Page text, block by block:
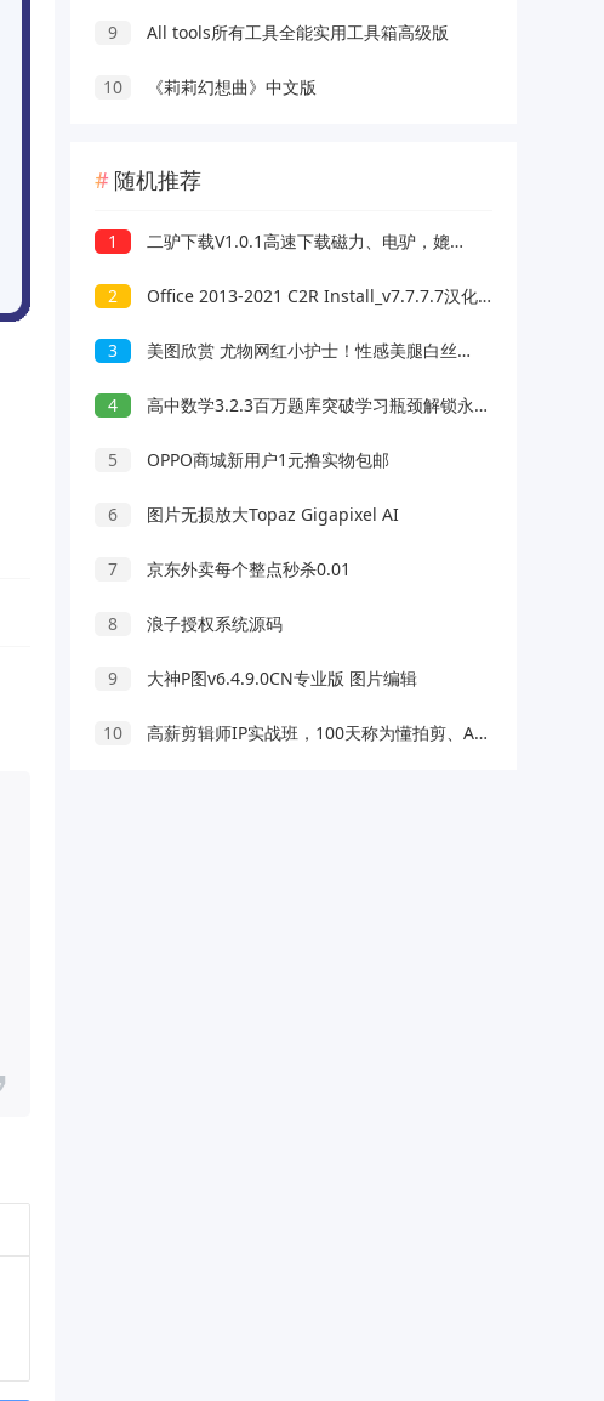
9 All tools所有工具全能实用工具箱高级版
10 《莉莉幻想曲》中文版
随机推荐
1 二驴下载V1.0.1高速下载磁力、电驴，媲美迅雷
2 Office 2013-2021 C2R Install_v7.7.7.7汉化版
3 美图欣赏 尤物网红小护士！性感美腿白丝袜
4 高中数学3.2.3百万题库突破学习瓶颈解锁永久会员
5 OPPO商城新用户1元撸实物包邮
6 图片无损放大Topaz Gigapixel AI
7 京东外卖每个整点秒杀0.01
8 浪子授权系统源码
9 大神P图v6.4.9.0CN专业版 图片编辑
10 高薪剪辑师IP实战班，100天称为懂拍剪、AI工具、运营、编导的全能型视频制作人